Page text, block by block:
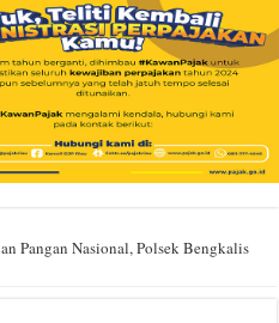
Pangan Nasional, Polsek Bengkalis